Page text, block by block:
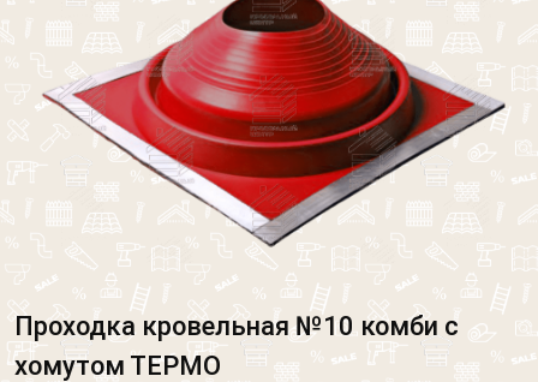
Проходка кровельная №10 комби с
хомутом ТЕРМО